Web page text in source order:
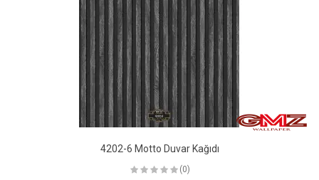
4202-6 Motto Duvar Kağıdı
(0)